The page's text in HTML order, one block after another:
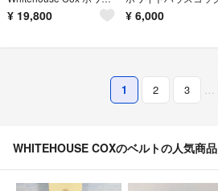
¥ 19,800 ¥ 6,000
1 2 3 …
WHITEHOUSE COXのベルトの人気商品